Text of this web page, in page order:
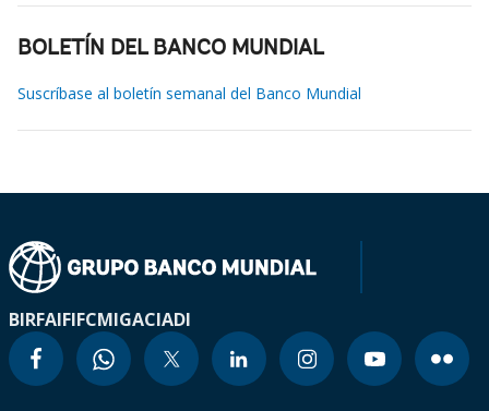
BOLETÍN DEL BANCO MUNDIAL
Suscríbase al boletín semanal del Banco Mundial
BIRFAIFIFCMIGACIADI